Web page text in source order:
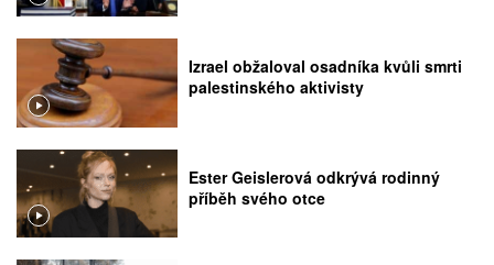
Izrael obžaloval osadníka kvůli smrti
palestinského aktivisty
Ester Geislerová odkrývá rodinný
příběh svého otce